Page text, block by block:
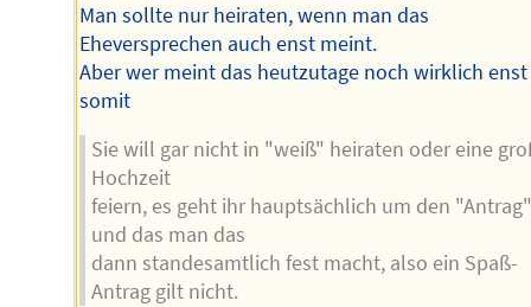
Man sollte nur heiraten, wenn man das
Eheversprechen auch enst meint.
Aber wer meint das heutzutage noch wirklich
somit
Sie will gar nicht in "weiß" heiraten oder eine
Hochzeit
feiern, es geht ihr hauptsächlich um den "Antrag"
und das man das
dann standesamtlich fest macht, also ein Spaß-
Antrag gilt nicht.